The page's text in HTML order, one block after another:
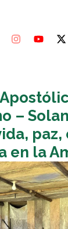
–
paz,
en la